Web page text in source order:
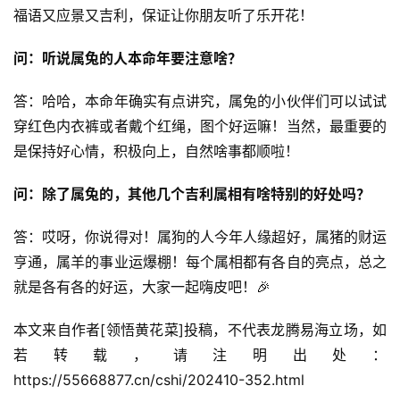
福语又应景又吉利，保证让你朋友听了乐开花！
问：听说属兔的人本命年要注意啥？
答：哈哈，本命年确实有点讲究，属兔的小伙伴们可以试试
穿红色内衣裤或者戴个红绳，图个好运嘛！当然，最重要的
是保持好心情，积极向上，自然啥事都顺啦！
问：除了属兔的，其他几个吉利属相有啥特别的好处吗？
答：哎呀，你说得对！属狗的人今年人缘超好，属猪的财运
亨通，属羊的事业运爆棚！每个属相都有各自的亮点，总之
就是各有各的好运，大家一起嗨皮吧！🎉
本文来自作者[领悟黄花菜]投稿，不代表龙腾易海立场，如
若转载，请注明出处：
https://55668877.cn/cshi/202410-352.html